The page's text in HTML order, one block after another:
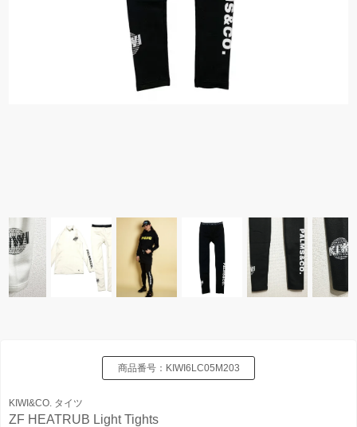
商品番号： KIWI6LC05M203
KIWI&CO. タイツ
ZF HEATRUB Light Tights